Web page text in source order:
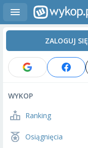
ZALOGUJ SIĘ
WYKOP
Ranking
Osiągnięcia